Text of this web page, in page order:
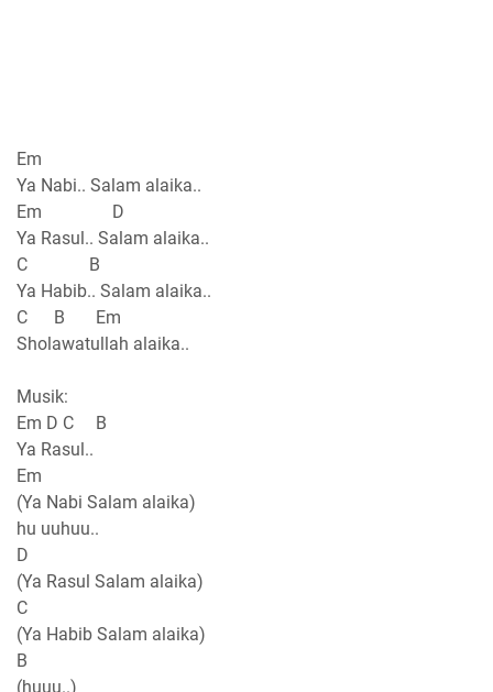
Em
Ya Nabi.. Salam alaika..
Em D
Ya Rasul.. Salam alaika..
C B
Ya Habib.. Salam alaika..
C B Em
Sholawatullah alaika..
Musik:
Em D C B
Ya Rasul..
Em
(Ya Nabi Salam alaika)
hu uuhuu..
D
(Ya Rasul Salam alaika)
C
(Ya Habib Salam alaika)
B
(huuu..)